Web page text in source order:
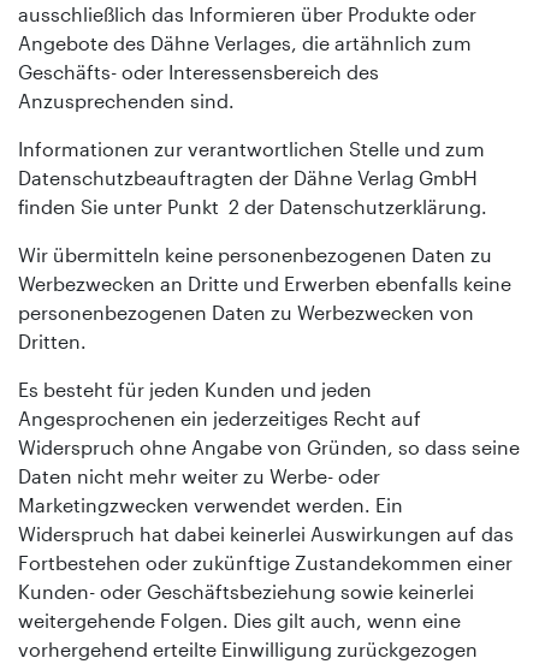
ausschließlich das Informieren über Produkte oder
Angebote des Dähne Verlages, die artähnlich zum
Geschäfts- oder Interessensbereich des
Anzusprechenden sind.
Informationen zur verantwortlichen Stelle und zum
Datenschutzbeauftragten der Dähne Verlag GmbH
finden Sie unter Punkt 2 der Datenschutzerklärung.
Wir übermitteln keine personenbezogenen Daten zu
Werbezwecken an Dritte und Erwerben ebenfalls keine
personenbezogenen Daten zu Werbezwecken von
Dritten.
Es besteht für jeden Kunden und jeden
Angesprochenen ein jederzeitiges Recht auf
Widerspruch ohne Angabe von Gründen, so dass seine
Daten nicht mehr weiter zu Werbe- oder
Marketingzwecken verwendet werden. Ein
Widerspruch hat dabei keinerlei Auswirkungen auf das
Fortbestehen oder zukünftige Zustandekommen einer
Kunden- oder Geschäftsbeziehung sowie keinerlei
weitergehende Folgen. Dies gilt auch, wenn eine
vorhergehend erteilte Einwilligung zurückgezogen